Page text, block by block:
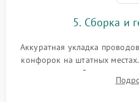
5. Сборка и
Аккуратная укладка
конфорок на штатных
проверкой
термостойкого герметика